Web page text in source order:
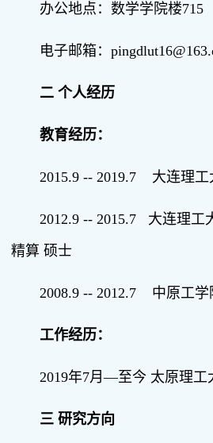
办公地点：数学学院楼715
电子邮箱：
二 个人经历
教育经历：
2015.9 -- 2019.7 大连理工
2012.9 -- 2015.7 大连理工
精算 硕士
2008.9 -- 2012.7 中原工学
工作经历：
2019年7月—至今 太原理工
三 研究方向